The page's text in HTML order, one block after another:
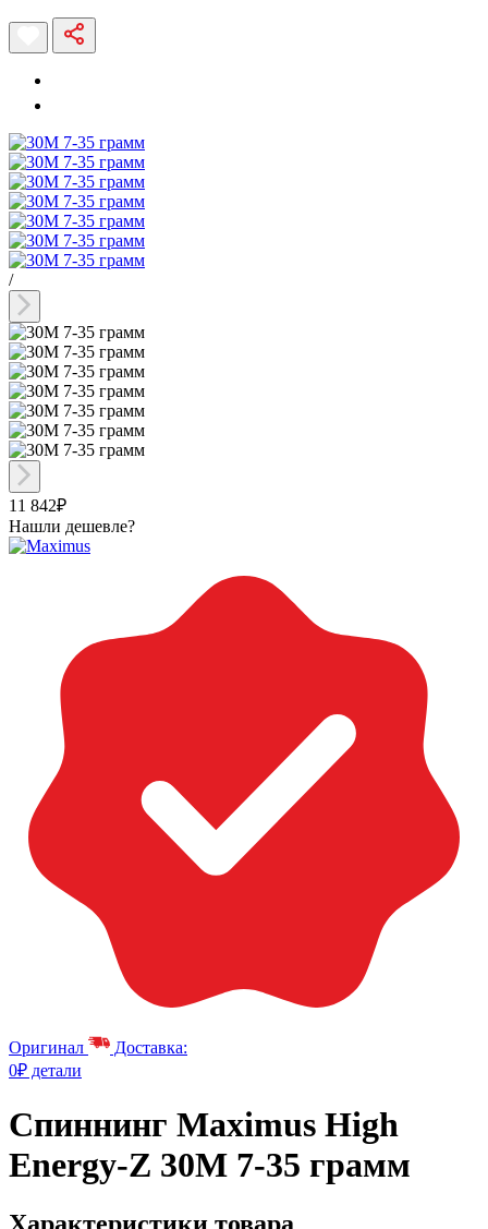
/
11 842₽
Нашли дешевле?
Оригинал
Доставка:
0₽ детали
Спиннинг Maximus High
Energy-Z 30M 7-35 грамм